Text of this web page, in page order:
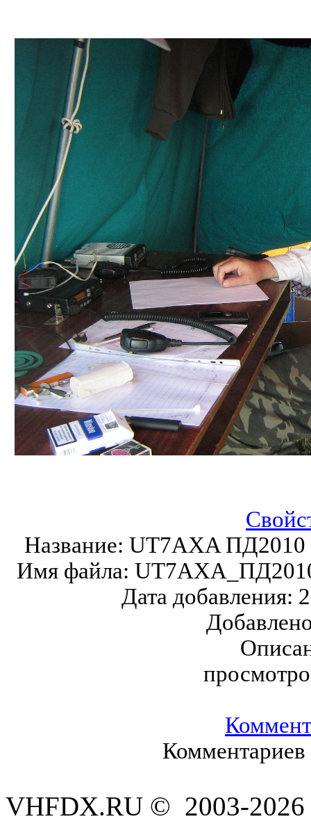
Название: UT7AXA ПД2010
Имя файла:
Дата добавления:
Комментариев
VHFDX.RU © 2003-2026